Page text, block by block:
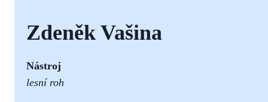
Zdeněk Vašina
Nástroj
lesní roh